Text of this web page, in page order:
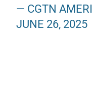
— CGTN
JUNE 26, 2025